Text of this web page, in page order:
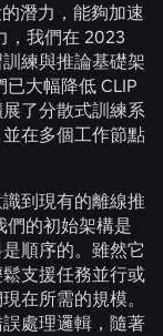
潛力，能夠加速
，我們在 2023
練與推論基礎架
大幅降低 CLIP
了分散式訓練系
在多個工作節點
到現有的離線推
們的初始架構是
順序的。雖然它
支援任務並行或
在所需的規模。
處理邏輯，隨著